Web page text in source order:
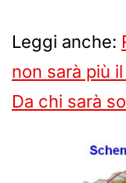
Leggi anche:
non sarà più
Da chi sarà